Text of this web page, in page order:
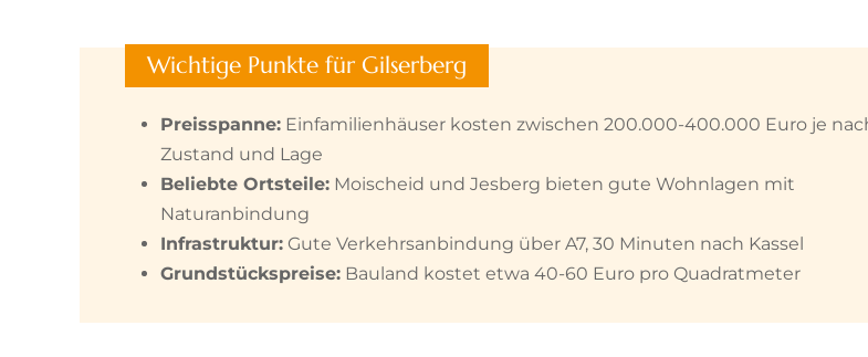
Wichtige Punkte für Gilserberg
Preisspanne: Einfamilienhäuser kosten zwischen 200.000-400.000 Euro je
Zustand und Lage
Beliebte Ortsteile: Moischeid und Jesberg bieten gute Wohnlagen mit
Naturanbindung
Infrastruktur: Gute Verkehrsanbindung über A7, 30 Minuten nach Kassel
Grundstückspreise: Bauland kostet etwa 40-60 Euro pro Quadratmeter